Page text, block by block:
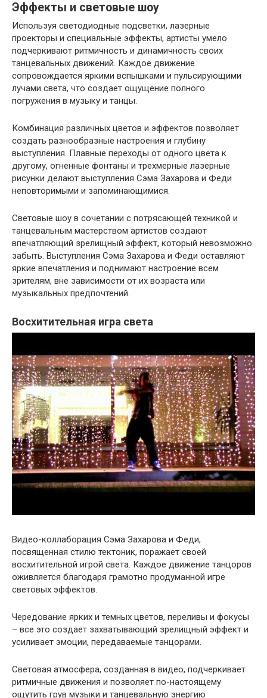
Эффекты и световые шоу
Используя светодиодные подсветки, лазерные
проекторы и специальные эффекты, артисты умело
подчеркивают ритмичность и динамичность своих
танцевальных движений. Каждое движение
сопровождается яркими вспышками и пульсирующими
лучами света, что создает ощущение полного
погружения в музыку и танцы.
Комбинация различных цветов и эффектов позволяет
создать разнообразные настроения и глубину
выступления. Плавные переходы от одного цвета к
другому, огненные фонтаны и трехмерные лазерные
рисунки делают выступления Сэма Захарова и Феди
неповторимыми и запоминающимися.
Световые шоу в сочетании с потрясающей техникой и
танцевальным мастерством артистов создают
впечатляющий зрелищный эффект, который невозможно
забыть. Выступления Сэма Захарова и Феди оставляют
яркие впечатления и поднимают настроение всем
зрителям, вне зависимости от их возраста или
музыкальных предпочтений.
Восхитительная игра света
Видео-коллаборация Сэма Захарова и Феди,
посвященная стилю тектоник, поражает своей
восхитительной игрой света. Каждое движение танцоров
оживляется благодаря грамотно продуманной игре
световых эффектов.
Чередование ярких и темных цветов, переливы и фокусы
– все это создает захватывающий зрелищный эффект и
усиливает эмоции, передаваемые танцорами.
Световая атмосфера, созданная в видео, подчеркивает
ритмичные движения и позволяет по-настоящему
ощутить грув музыки и танцевальную энергию